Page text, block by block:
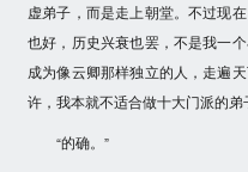
虚弟子，而是走上朝堂。不过现
也好，历史兴衰也罢，不是我一
成为像云卿那样独立的人，走遍
许，我本就不适合做十大门派的弟
“的确。”